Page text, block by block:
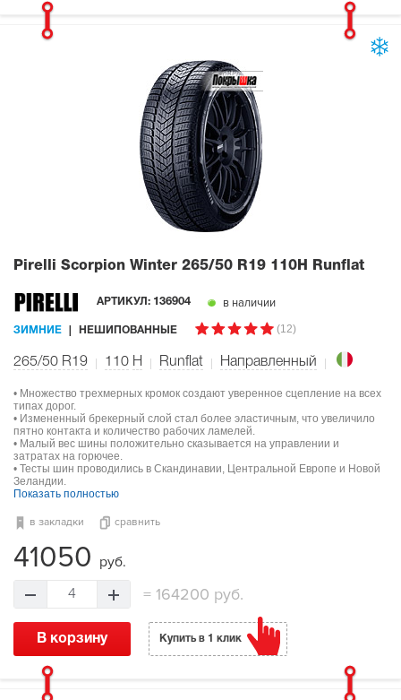
Pirelli Scorpion Winter 265/50 R19 110H Runflat
АРТИКУЛ: 136904 в наличии
ЗИМНИЕ НЕШИПОВАННЫЕ (12)
265/50 R19 110 H Runflat Направленный
• Множество трехмерных кромок создают уверенное сцепление на всех
типах дорог.
• Измененный брекерный слой стал более эластичным, что увеличило
пятно контакта и количество рабочих ламелей.
• Малый вес шины положительно сказывается на управлении и
затратах на горючее.
• Тесты шин проводились в Скандинавии, Центральной Европе и Новой
Зеландии.
Показать полностью
в закладки сравнить
41050 руб.
4 =164200 руб.
В корзину Купить в 1 клик